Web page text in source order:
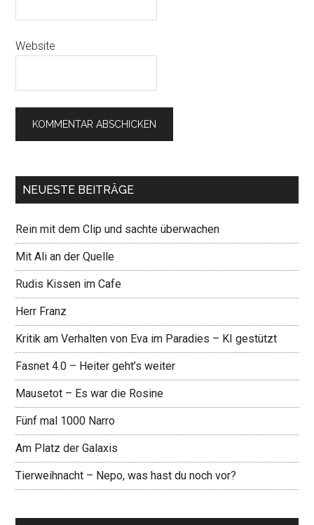
Website
NEUESTE BEITRÄGE
Rein mit dem Clip und sachte überwachen
Mit Ali an der Quelle
Rudis Kissen im Cafe
Herr Franz
Kritik am Verhalten von Eva im Paradies – KI gestützt
Fasnet 4.0 – Heiter geht’s weiter
Mausetot – Es war die Rosine
Fünf mal 1000 Narro
Am Platz der Galaxis
Tierweihnacht – Nepo, was hast du noch vor?